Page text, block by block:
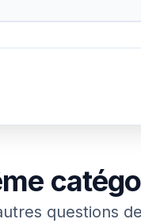
questions